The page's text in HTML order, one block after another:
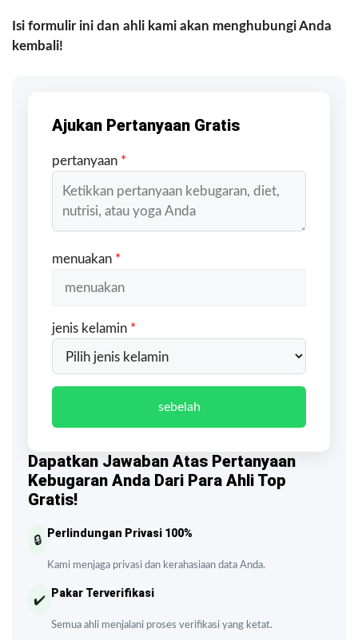
Isi formulir ini dan ahli kami akan menghubungi Anda
kembali!
Dapatkan Jawaban Atas Pertanyaan
Kebugaran Anda Dari Para Ahli Top
Gratis!
🔒
Perlindungan Privasi 100%
Kami menjaga privasi dan kerahasiaan data Anda.
✔️
Pakar Terverifikasi
Semua ahli menjalani proses verifikasi yang ketat.
Ajukan Pertanyaan Gratis
pertanyaan *
menuakan *
jenis kelamin *
sebelah